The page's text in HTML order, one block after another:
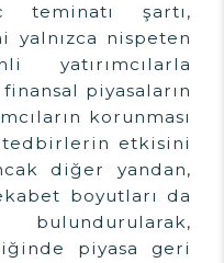
teminatı şartı,
yalnızca nispeten
yatırımcılarla
piyasaların
korunması
tedbirlerin etkisini
diğer yandan,
boyutları da
piyasa geri